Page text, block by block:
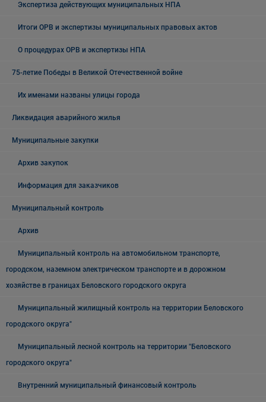
Экспертиза действующих муниципальных НПА
Итоги ОРВ и экспертизы муниципальных правовых актов
О процедурах ОРВ и экспертизы НПА
75-летие Победы в Великой Отечественной войне
Их именами названы улицы города
Ликвидация аварийного жилья
Муниципальные закупки
Архив закупок
Информация для заказчиков
Муниципальный контроль
Архив
Муниципальный контроль на автомобильном транспорте,
городском, наземном электрическом транспорте и в дорожном
хозяйстве в границах Беловского городского округа
Муниципальный жилищный контроль на территории Беловского
городского округа"
Муниципальный лесной контроль на территории "Беловского
городского округа"
Внутренний муниципальный финансовый контроль